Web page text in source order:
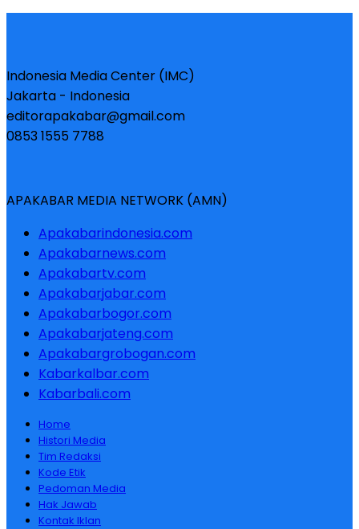
Indonesia Media Center (IMC)
Jakarta - Indonesia
editorapakabar@gmail.com
0853 1555 7788
APAKABAR MEDIA NETWORK (AMN)
Apakabarindonesia.com
Apakabarnews.com
Apakabartv.com
Apakabarjabar.com
Apakabarbogor.com
Apakabarjateng.com
Apakabargrobogan.com
Kabarkalbar.com
Kabarbali.com
Home
Histori Media
Tim Redaksi
Kode Etik
Pedoman Media
Hak Jawab
Kontak Iklan